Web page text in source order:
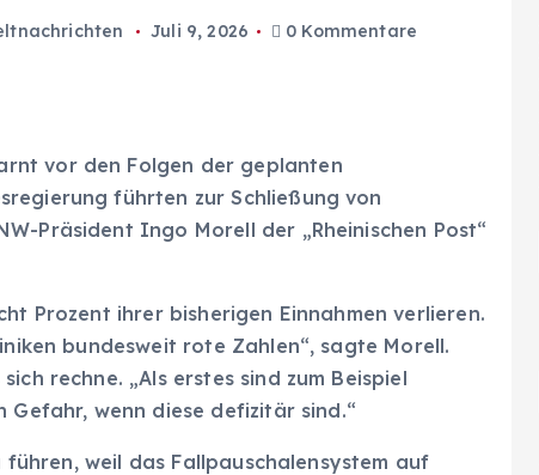
Juli 9, 2026 0 Kommentare
vor den Folgen der geplanten
führten zur Schließung von
Präsident Ingo Morell der „Rheinischen Post“
Prozent ihrer bisherigen Einnahmen verlieren.
bundesweit rote Zahlen“, sagte Morell.
rechne. „Als erstes sind zum Beispiel
wenn diese defizitär sind.“
weil das Fallpauschalensystem auf